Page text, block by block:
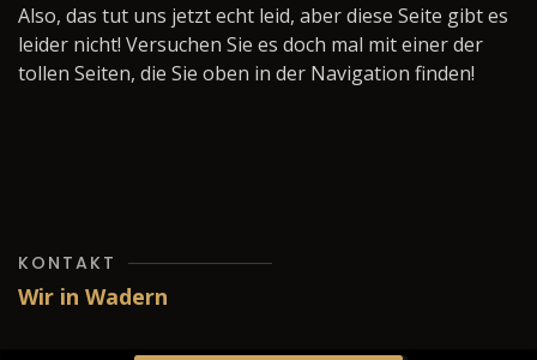
Also, das tut uns jetzt echt leid, aber diese Seite gibt es
leider nicht! Versuchen Sie es doch mal mit einer der
tollen Seiten, die Sie oben in der Navigation finden!
KONTAKT
Wir in Wadern